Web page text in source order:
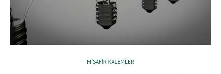
MISAFIR KALEMLER